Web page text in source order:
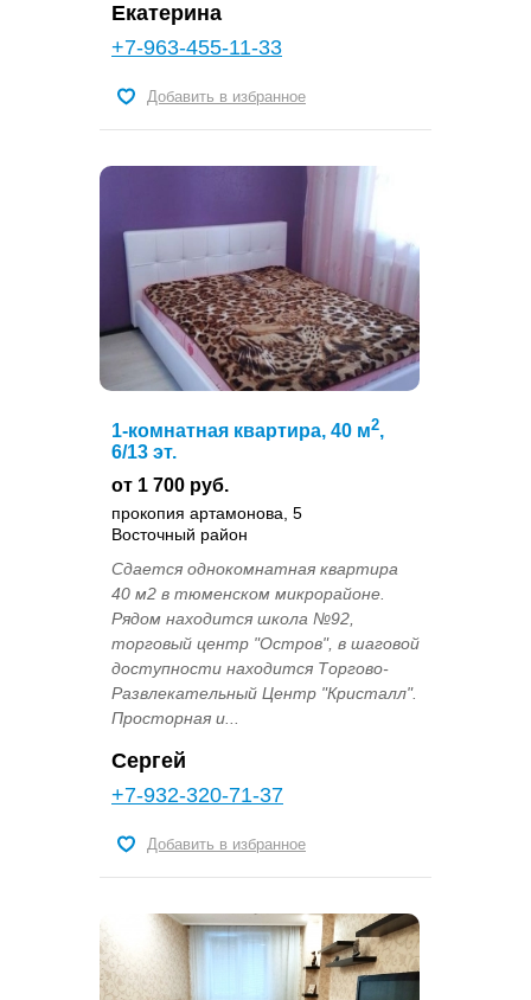
Екатерина
+7-963-455-11-33
Добавить в избранное
1-комнатная квартира, 40 м2,
6/13 эт.
от 1 700 руб.
прокопия артамонова, 5
Восточный район
Сдается однокомнатная квартира
40 м2 в тюменском микрорайоне.
Рядом находится школа №92,
торговый центр "Остров", в шаговой
доступности находится Торгово-
Развлекательный Центр "Кристалл".
Просторная и...
Сергей
+7-932-320-71-37
Добавить в избранное